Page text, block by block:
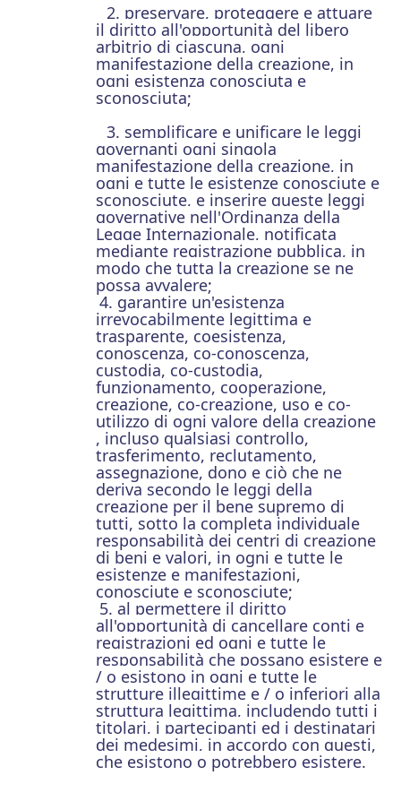
2. preservare, proteggere e attuare
il diritto all'opportunità del libero
arbitrio di ciascuna, ogni
manifestazione della creazione, in
ogni esistenza conosciuta e
sconosciuta;
3. semplificare e unificare le leggi
governanti ogni singola
manifestazione della creazione, in
ogni e tutte le esistenze conosciute e
sconosciute, e inserire queste leggi
governative nell'Ordinanza della
Legge Internazionale, notificata
mediante registrazione pubblica, in
modo che tutta la creazione se ne
possa avvalere;
4. garantire un'esistenza
irrevocabilmente legittima e
trasparente, coesistenza,
conoscenza, co-conoscenza,
custodia, co-custodia,
funzionamento, cooperazione,
creazione, co-creazione, uso e co-
utilizzo di ogni valore della creazione
, incluso qualsiasi controllo,
trasferimento, reclutamento,
assegnazione, dono e ciò che ne
deriva secondo le leggi della
creazione per il bene supremo di
tutti, sotto la completa individuale
responsabilità dei centri di creazione
di beni e valori, in ogni e tutte le
esistenze e manifestazioni,
conosciute e sconosciute;
5. al permettere il diritto
all'opportunità di cancellare conti e
registrazioni ed ogni e tutte le
responsabilità che possano esistere e
/ o esistono in ogni e tutte le
strutture illegittime e / o inferiori alla
struttura legittima, includendo tutti i
titolari, i partecipanti ed i destinatari
dei medesimi, in accordo con questi,
che esistono o potrebbero esistere.